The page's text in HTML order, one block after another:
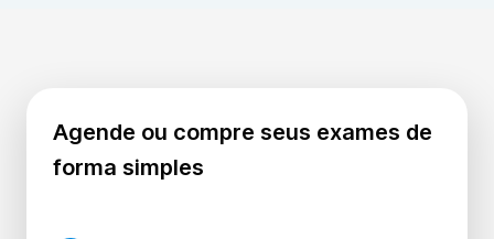
Agende ou compre seus exames de
forma simples